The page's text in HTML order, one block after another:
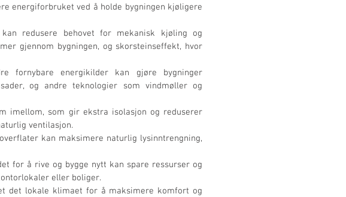
energiforbruket ved å holde bygningen kjøligere
redusere behovet for mekanisk kjøling og
gjennom bygningen, og skorsteinseffekt, hvor
fornybare energikilder kan gjøre bygninger
og andre teknologier som vindmøller og
imellom, som gir ekstra isolasjon og reduserer
ventilasjon.
kan maksimere naturlig lysinntrengning,
for å rive og bygge nytt kan spare ressurser og
eller boliger.
det lokale klimaet for å maksimere komfort og